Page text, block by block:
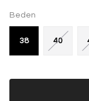
Beden
38 40